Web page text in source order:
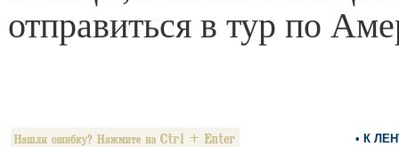
отправиться в тур по
• К